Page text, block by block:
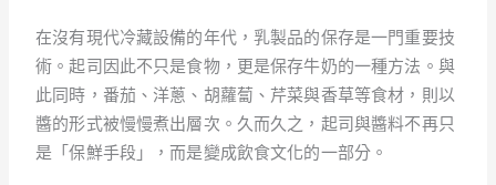
在沒有現代冷藏設備的年代，乳製品的保存是一門重要技
術。起司因此不只是食物，更是保存牛奶的一種方法。與
此同時，番茄、洋蔥、胡蘿蔔、芹菜與香草等食材，則以
醬的形式被慢慢煮出層次。久而久之，起司與醬料不再只
是「保鮮手段」，而是變成飲食文化的一部分。